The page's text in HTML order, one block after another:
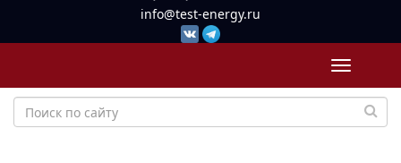
info@test-energy.ru
Toggle